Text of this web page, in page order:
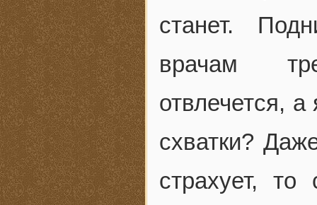
станет.
врачам
отвлечется,
схватки?
страхует,